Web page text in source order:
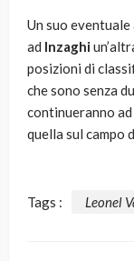
Un suo
ad Inzaghi
posizioni di
che sono senza
continueranno
quella sul campo
Tags : Leonel